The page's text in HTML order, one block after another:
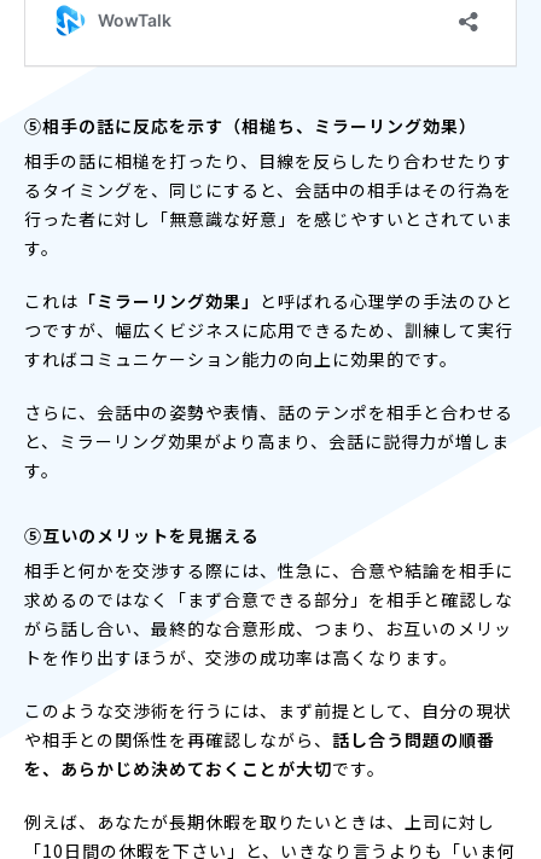
⑤相手の話に反応を示す（相槌ち、ミラーリング効果）
相手の話に相槌を打ったり、目線を反らしたり合わせたりす
るタイミングを、同じにすると、会話中の相手はその行為を
行った者に対し「無意識な好意」を感じやすいとされていま
す。
これは 「ミラーリング効果」 と呼ばれる心理学の手法のひと
つですが、幅広くビジネスに応用できるため、訓練して実行
すればコミュニケーション能力の向上に効果的です。
さらに、会話中の姿勢や表情、話のテンポを相手と合わせる
と、ミラーリング効果がより高まり、会話に説得力が増しま
す。
⑤互いのメリットを見据える
相手と何かを交渉する際には、性急に、合意や結論を相手に
求めるのではなく「まず合意できる部分」を相手と確認しな
がら話し合い、最終的な合意形成、つまり、お互いのメリッ
トを作り出すほうが、交渉の成功率は高くなります。
このような交渉術を行うには、まず前提として、自分の現状
や相手との関係性を再確認しながら、 話し合う問題の順番
を、あらかじめ決めておくことが大切です。
例えば、あなたが長期休暇を取りたいときは、上司に対し
「10日間の休暇を下さい」と、いきなり言うよりも「いま何